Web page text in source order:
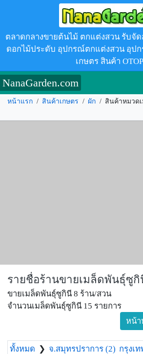
ตลาดกลางขายต้นไม้ ตกแต่งสวน รับจั
ดอกไม้ประดับ อุปกรณ์ตกแต่งสวน อุป
เกษตร สินค้า OTOP
NanaGarden.com
หน้าแรก / สินค้าเกษตร / ผัก / สินค้าหมวด
รายชื่อร้านขายเมล็ดพันธุ์ซูกิ
ขายเมล็ดพันธุ์ซูกินี 8 ร้าน/สวน
จำนวนเมล็ดพันธุ์ซูกินี 15 รายการ
หน้
ทั้งหมด ❯ จ.สมุทรปราการ (2) กรุงเ